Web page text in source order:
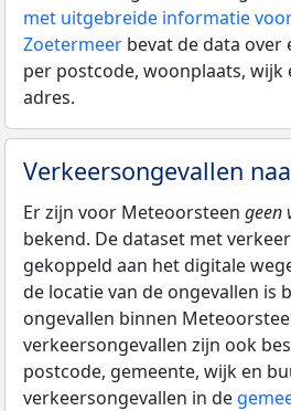
met uitgebreide informatie
Zoetermeer bevat de data over
per postcode, woonplaats, wijk
adres.
Verkeersongevallen
Er zijn voor Meteoorsteen geen
bekend. De dataset met
gekoppeld aan het digitale
de locatie van de ongevallen is
ongevallen binnen
verkeersongevallen zijn ook
postcode, gemeente, wijk en
verkeersongevallen in de